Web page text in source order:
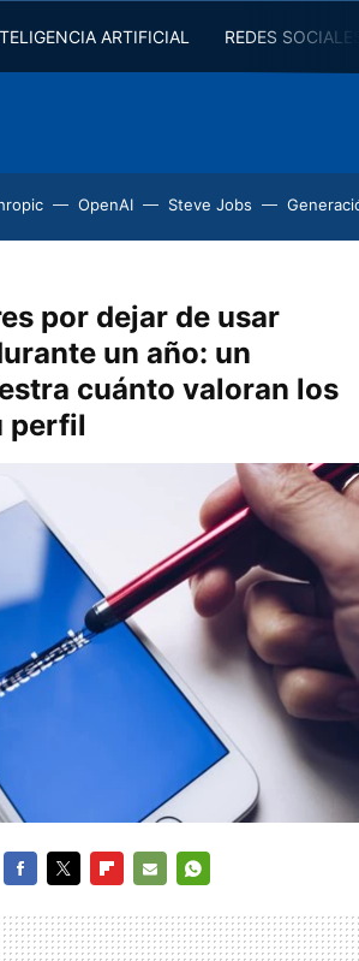
ARTIFICIAL REDES
OpenAI Steve Jobs
por dejar de usar
un año: un
cuánto valoran los
perfil
MAIL